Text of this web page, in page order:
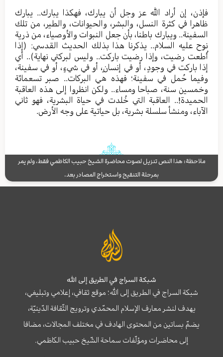
فإذن، إن أراد الله عز وجل أن يبارك، فهكذا يبارك.. يبارك
ظاهرا في كثرة النسل، والبشر، والحيوانات، والطير، من تلك
السفينة.. ويبارك باطنا، بأن جعل النبوات والأوصياء، من ذرية
نوح عليه السلام.. يذكرنا هذا بذلك الحديث القدسي: (إذا
أُطعت رضيت، وإذا رضيت باركت.. وليس لبركتي نهاية).. أي
إذا باركت في وجودٍ، أو في إنسانٍ، أو في شيءٍ، أو في سفينة،
وفيما حُمل في سفينة؛ فهذه هي البركات.. صبر تسعمائة
وخمسين سنة، صباحا ومساء.. ولكن انظروا إلى هذه العاقبة
الحميدة!.. العاقبة التي خُلدت في حياة البشرية، فهو ثاني
الآباء، ومنشأ سلسلة بشرية، بل حياتية على وجه الأرض.
ملاحظة: هذا النص تنزيل لصوت محاضرة الشيخ حبيب الكاظمي فقط، ولم يمر
بمرحلة التنقيح واستخراج المصادر بعد.
شبكة السراج في الطريق إلى الله
شبكة السراج في الطريق إلى الله؛ موقع ثقافي، إعلامي وتبليغي،
يهدف لنشر معارف الإسلام المحمّدي وترويج الثّقافة الدّينيّة،
يضمّ بساتين من المحتوى الهادف في مختلف المجالات، مضافا
إلى محاضرات ومؤلّفات سماحة الشّيخ حبيب الكاظمي.